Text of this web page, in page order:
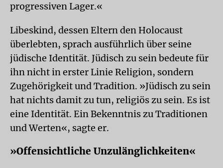
progressiven Lager.«
Libeskind, dessen Eltern den Holocaust
überlebten, sprach ausführlich über seine
jüdische Identität. Jüdisch zu sein bedeute für
ihn nicht in erster Linie Religion, sondern
Zugehörigkeit und Tradition. »Jüdisch zu sein
hat nichts damit zu tun, religiös zu sein. Es ist
eine Identität. Ein Bekenntnis zu Traditionen
und Werten«, sagte er.
»Offensichtliche Unzulänglichkeiten«